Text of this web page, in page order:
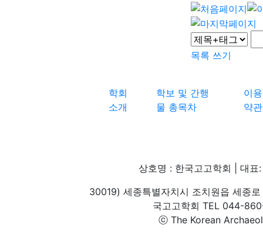
목록 쓰기
학회
소개
학보 및 간행
물 총목차
이용
약관
상호명 : 한국고고학회 | 대
30019) 세종특별자치시 조치원읍 세종
국고고학회 TEL 044-
ⓒ The Korean